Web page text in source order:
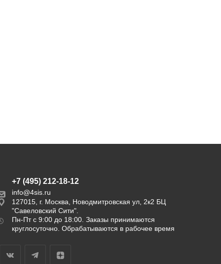
+7 (495) 212-18-12
info@4sis.ru
127015, г. Москва, Новодмитровская ул, 2к2 БЦ
"Савеловский Сити".
Пн-Пт с 9:00 до 18:00. Заказы принимаются
круглосуточно. Обрабатываются в рабочее время